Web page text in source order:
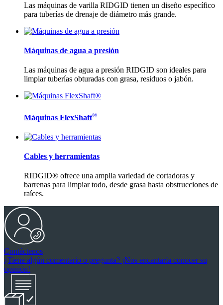
Las máquinas de varilla RIDGID tienen un diseño específico
para tuberías de drenaje de diámetro más grande.
Máquinas de agua a presión
Las máquinas de agua a presión RIDGID son ideales para
limpiar tuberías obturadas con grasa, residuos o jabón.
Máquinas FlexShaft®
Cables y herramientas
RIDGID® ofrece una amplia variedad de cortadoras y
barrenas para limpiar todo, desde grasa hasta obstrucciones de
raíces.
Contáctenos
¿Tiene algún comentario o pregunta? ¡Nos encantaría conocer su
opinión!